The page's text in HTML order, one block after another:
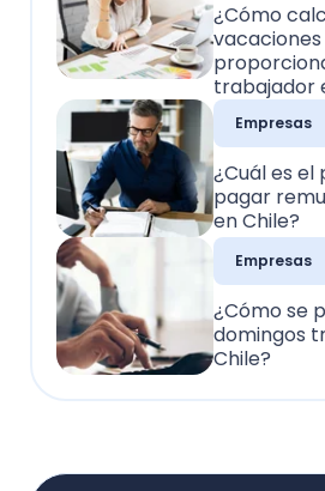
¿Cómo
vacaciones
trabajador
Empresas
¿Cuál es el
pagar
en Chile?
Empresas
¿Cómo se
domingos
Chile?